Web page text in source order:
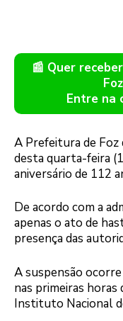
📰 Quer
Entre na
A Prefeitura de Foz
desta quarta-feira
aniversário de 112
De acordo com a
apenas o ato de
presença das
A suspensão
nas primeiras
Instituto Nacional